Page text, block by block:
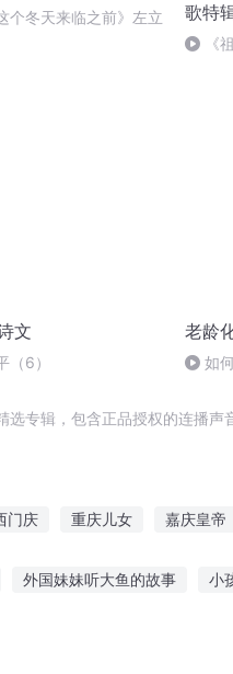
个冬天来临之前》左立
歌特
《
文
（6）
老龄
如
专辑，包含正品授权的连播
门庆 重庆儿女 嘉庆皇帝
外国妹妹听大鱼的故事 小